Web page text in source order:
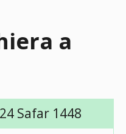
a
Safar 1448